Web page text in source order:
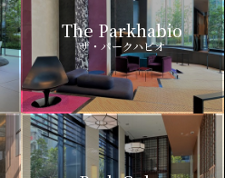
The Parkhabio
ザ・パークハビオ